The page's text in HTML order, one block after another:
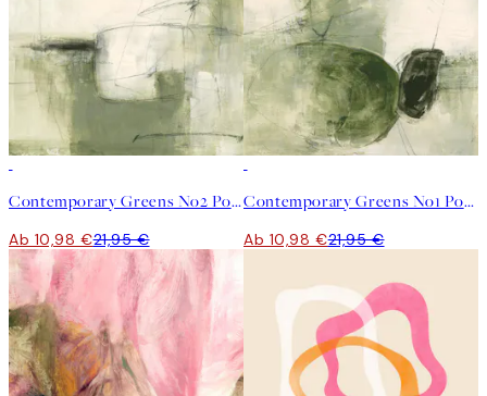
Contemporary Greens No2 Poster
Ab 10,98 €21,95 €
Contemporary Greens No1 Poster
Ab 10,98 €21,95 €